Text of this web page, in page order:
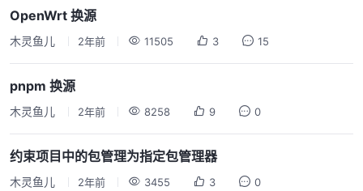
OpenWrt 换源
木灵鱼儿 2年前 11505 3 15
pnpm 换源
木灵鱼儿 2年前 8258 9 0
约束项目中的包管理为指定包管理器
木灵鱼儿 2年前 3455 3 0